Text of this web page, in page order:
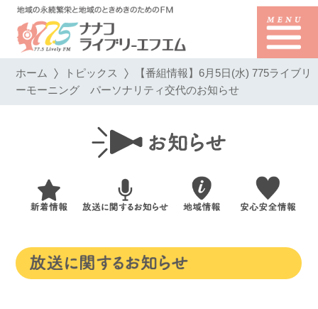
ホーム トピックス 【番組情報】6月5日(水) 775ライブリ
ーモーニング パーソナリティ交代のお知らせ